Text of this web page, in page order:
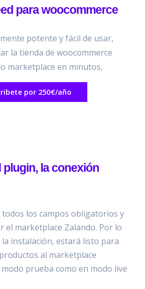
para woocommerce
potente y fácil de usar,
la tienda de woocommerce
marketplace en minutos,
por 250€/año
plugin, la conexión
todos los campos obligatorios y
el marketplace Zalando. Por lo
instalación, estará listo para
al marketplace
prueba como en modo live